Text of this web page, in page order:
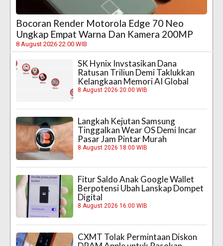
Bocoran Render Motorola Edge 70 Neo
Ungkap Empat Warna Dan Kamera 200MP
8 August 2026 22:00 WIB
SK Hynix Invstasikan Dana
Ratusan Triliun Demi Taklukkan
Kelangkaan Memori AI Global
8 August 2026 20:00 WIB
Langkah Kejutan Samsung
Tinggalkan Wear OS Demi Incar
Pasar Jam Pintar Murah
8 August 2026 18:00 WIB
Fitur Saldo Anak Google Wallet
Berpotensi Ubah Lanskap Dompet
Digital
8 August 2026 16:00 WIB
CXMT Tolak Permintaan Diskon